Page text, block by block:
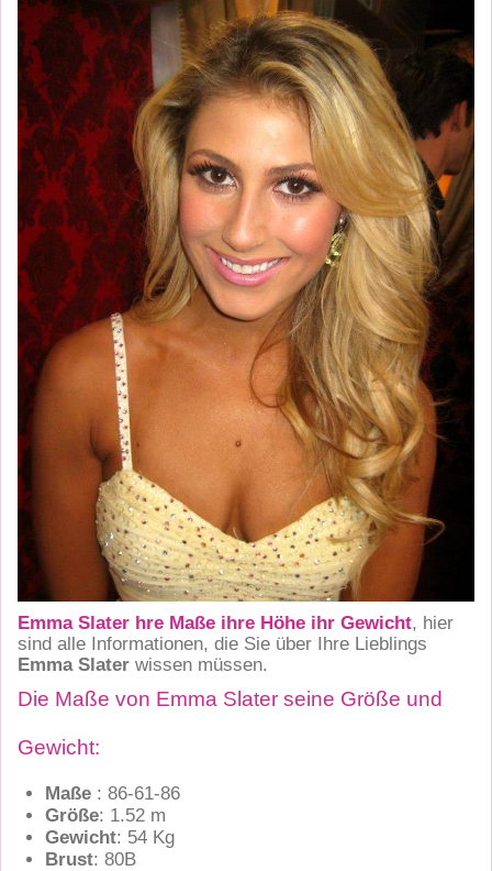
Emma Slater hre Maße ihre Höhe ihr Gewicht, hier
sind alle Informationen, die Sie über Ihre Lieblings
Emma Slater wissen müssen.
Die Maße von Emma Slater seine Größe und
Gewicht:
Maße : 86-61-86
Größe: 1.52 m
Gewicht: 54 Kg
Brust: 80B